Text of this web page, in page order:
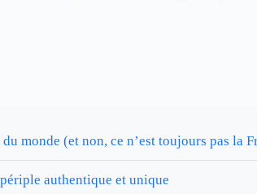
monde (et non, ce n’est toujours pas la
authentique et unique